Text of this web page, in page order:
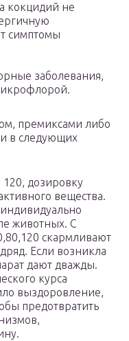
кокцидий не
симптомы
заболевания,
премиксами либо
в следующих
дозировку
вещества.
животных. С
скармливают
Если возникла
дают дважды.
курса
выздоровление,
предотвратить